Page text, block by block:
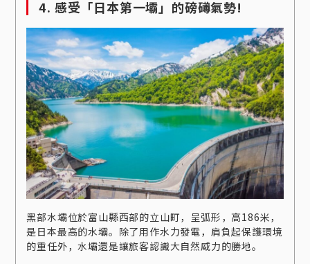
4. 感受「日本第一壩」的磅礡氣勢!
黑部水壩位於富山縣西部的立山町，呈弧形，高186米，
是日本最高的水壩。除了用作水力發電，肩負起保護環境
的重任外，水壩還是讓旅客認識大自然威力的勝地。